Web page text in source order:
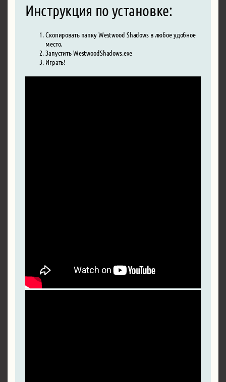
Инструкция по установке:
Скопировать папку Westwood Shadows в любое удобное
место.
Запустить WestwoodShadows.exe
Играть!